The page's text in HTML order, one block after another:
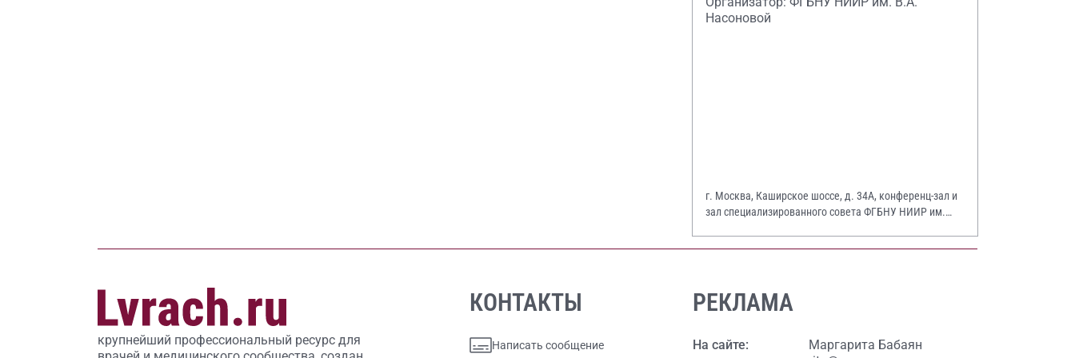
Насоновой
г. Москва, Каширское шоссе, д. 34А, конференц-зал и
зал специализированного совета ФГБНУ НИИР им.
крупнейший профессиональный ресурс для
КОНТАКТЫ
Написать сообщение
РЕКЛАМА
На сайте:
Маргарита Бабаян